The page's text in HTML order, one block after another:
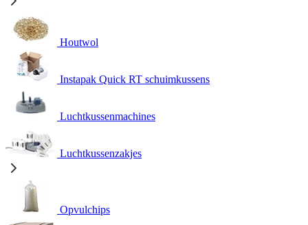
Houtwol
Instapak Quick RT schuimkussens
Luchtkussenmachines
Luchtkussenzakjes
Opvulchips